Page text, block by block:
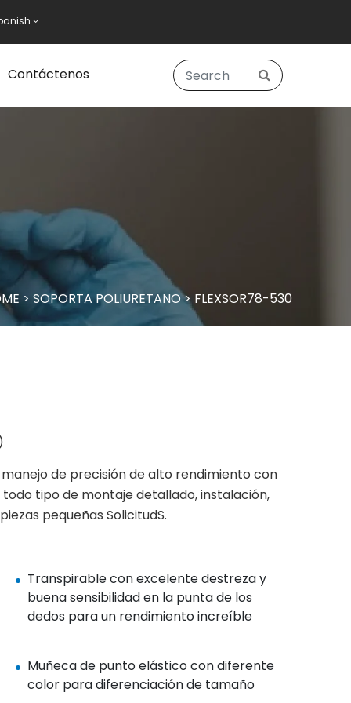
Contáctenos
> SOPORTA POLIURETANO>FLEXSOR78-530
de precisión de alto rendimiento con
tipo de montaje detallado, instalación,
pequeñas SolicitudS.
Transpirable con excelente destreza y
buena sensibilidad en la punta de los
dedos para un rendimiento increíble
Muñeca de punto elástico con diferente
color para diferenciación de tamaño